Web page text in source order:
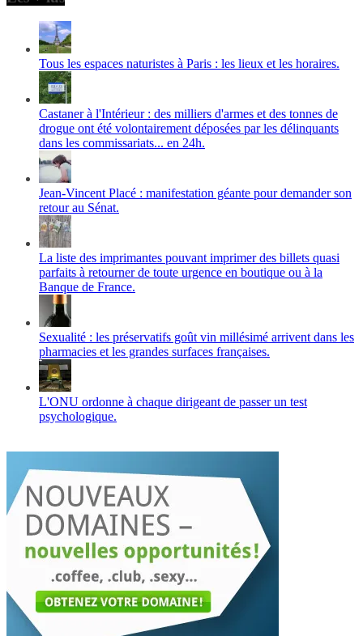
Tous les espaces naturistes à Paris : les lieux et les horaires.
Castaner à l'Intérieur : des milliers d'armes et des tonnes de
drogue ont été volontairement déposées par les délinquants
dans les commissariats... en 24h.
Jean-Vincent Placé : manifestation géante pour demander son
retour au Sénat.
La liste des imprimantes pouvant imprimer des billets quasi
parfaits à retourner de toute urgence en boutique ou à la
Banque de France.
Sexualité : les préservatifs goût vin millésimé arrivent dans les
pharmacies et les grandes surfaces françaises.
L'ONU ordonne à chaque dirigeant de passer un test
psychologique.